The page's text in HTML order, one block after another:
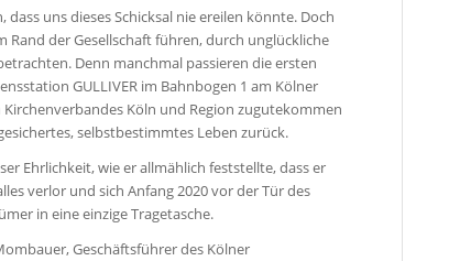
uns dieses Schicksal nie ereilen könnte. Doch
Rand der Gesellschaft führen, durch unglückliche
Denn manchmal passieren die ersten
GULLIVER im Bahnbogen 1 am Kölner
Köln und Region zugutekommen
selbstbestimmtes Leben zurück.
Ehrlichkeit, wie er allmählich feststellte, dass er
verlor und sich Anfang 2020 vor der Tür des
in eine einzige Tragetasche.
Geschäftsführer des Kölner